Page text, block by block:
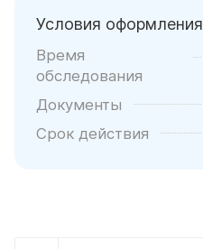
Условия оформления
Время
обследования
Документы
Срок действия